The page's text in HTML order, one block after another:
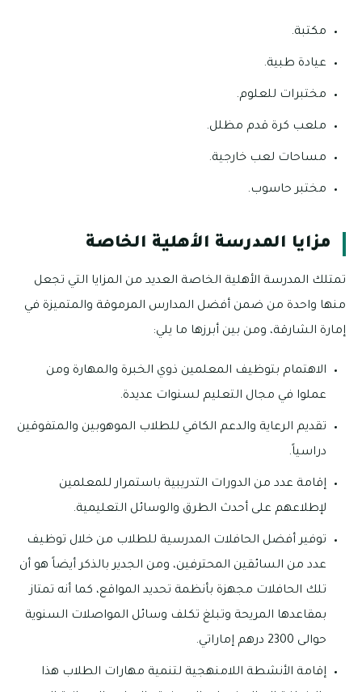
مكتبة.
عيادة طبية.
مختبرات للعلوم.
ملعب كرة قدم مظلل.
مساحات لعب خارجية.
مختبر حاسوب.
مزايا المدرسة الأهلية الخاصة
تمتلك المدرسة الأهلية الخاصة العديد من المزايا التي تجعل
منها واحدة من ضمن أفضل المدارس المرموقة والمتميزة في
إمارة الشارقة، ومن بين أبرزها ما يلي:
الاهتمام بتوظيف المعلمين ذوي الخبرة والمهارة ومن
عملوا في مجال التعليم لسنوات عديدة.
تقديم الرعاية والدعم الكافي للطلاب الموهوبين والمتفوقين
دراسياً.
إقامة عدد من الدورات التدريبية باستمرار للمعلمين
لإطلاعهم على أحدث الطرق والوسائل التعليمية.
توفير أفضل الحافلات المدرسية للطلاب من خلال توظيف
عدد من السائقين المحترفين، ومن الجدير بالذكر أيضاً هو أن
تلك الحافلات مجهزة بأنظمة تحديد المواقع، كما أنه تمتاز
بمقاعدها المريحة وتبلغ تكلف وسائل المواصلات السنوية
حوالى 2300 درهم إماراتي.
إقامة الأنشطة اللامنهجية لتنمية مهارات الطلاب هذا